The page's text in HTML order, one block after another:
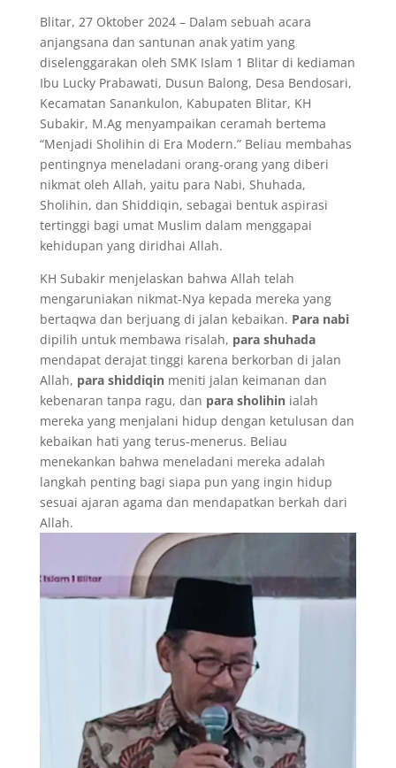
Blitar, 27 Oktober 2024 – Dalam sebuah acara
anjangsana dan santunan anak yatim yang
diselenggarakan oleh SMK Islam 1 Blitar di kediaman
Ibu Lucky Prabawati, Dusun Balong, Desa Bendosari,
Kecamatan Sanankulon, Kabupaten Blitar, KH
Subakir, M.Ag menyampaikan ceramah bertema
“Menjadi Sholihin di Era Modern.” Beliau membahas
pentingnya meneladani orang-orang yang diberi
nikmat oleh Allah, yaitu para Nabi, Shuhada,
Sholihin, dan Shiddiqin, sebagai bentuk aspirasi
tertinggi bagi umat Muslim dalam menggapai
kehidupan yang diridhai Allah.
KH Subakir menjelaskan bahwa Allah telah
mengaruniakan nikmat-Nya kepada mereka yang
bertaqwa dan berjuang di jalan kebaikan. Para nabi
dipilih untuk membawa risalah, para shuhada
mendapat derajat tinggi karena berkorban di jalan
Allah, para shiddiqinmeniti jalan keimanan dan
kebenaran tanpa ragu, dan para sholihinialah
mereka yang menjalani hidup dengan ketulusan dan
kebaikan hati yang terus-menerus. Beliau
menekankan bahwa meneladani mereka adalah
langkah penting bagi siapa pun yang ingin hidup
sesuai ajaran agama dan mendapatkan berkah dari
Allah.